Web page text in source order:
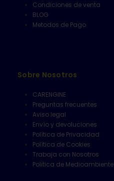
Condiciones de venta
BLOG
Metodos de Pago
Sobre Nosotros
CARENGINE
Preguntas frecuentes
Aviso legal
Envío y devoluciones
Política de Privacidad
Política de Cookies
Trabaja con Nosotros
Politica de Medioambiente